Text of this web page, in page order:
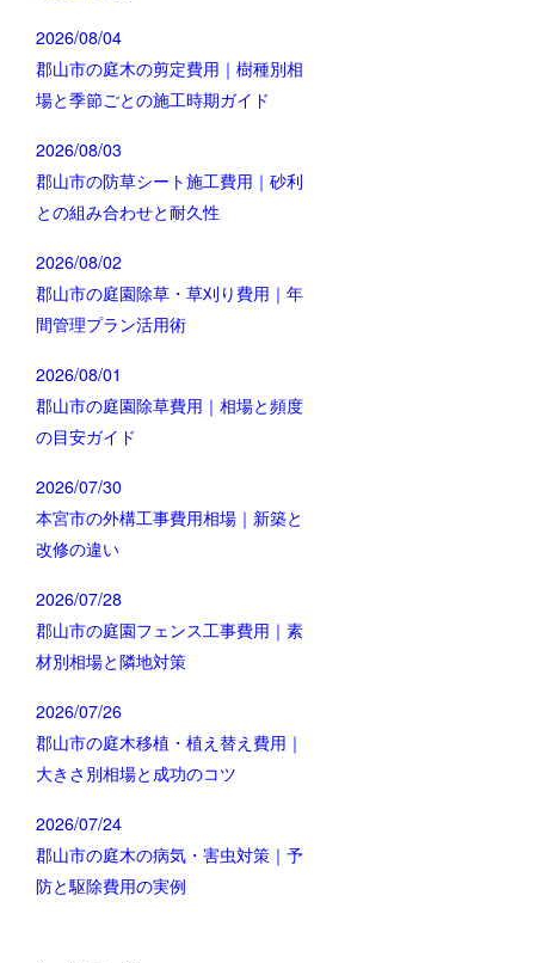
2026/08/04
郡山市の庭木の剪定費用｜樹種別相
場と季節ごとの施工時期ガイド
2026/08/03
郡山市の防草シート施工費用｜砂利
との組み合わせと耐久性
2026/08/02
郡山市の庭園除草・草刈り費用｜年
間管理プラン活用術
2026/08/01
郡山市の庭園除草費用｜相場と頻度
の目安ガイド
2026/07/30
本宮市の外構工事費用相場｜新築と
改修の違い
2026/07/28
郡山市の庭園フェンス工事費用｜素
材別相場と隣地対策
2026/07/26
郡山市の庭木移植・植え替え費用｜
大きさ別相場と成功のコツ
2026/07/24
郡山市の庭木の病気・害虫対策｜予
防と駆除費用の実例